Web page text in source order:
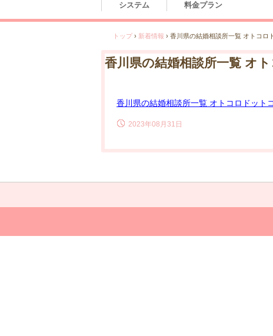
システム 料金プラン
トップ › 新着情報 › 香川県の結婚相談所一覧 オトコロ
香川県の結婚相談所一覧 オ
香川県の結婚相談所一覧 オトコロドット
2023年08月31日